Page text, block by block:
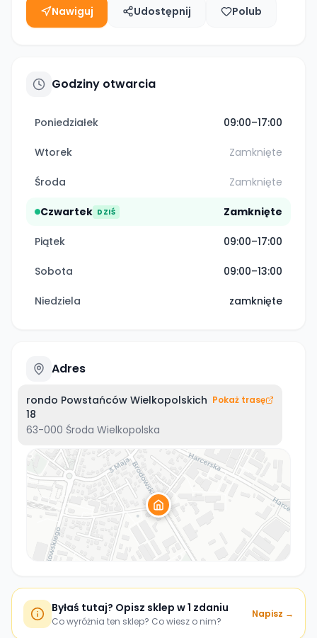
Nawiguj Udostępnij Polub
Godziny otwarcia
Poniedziałek 09:00–17:00
Wtorek Zamknięte
Środa Zamknięte
Czwartek DZIŚ Zamknięte
Piątek 09:00–17:00
Sobota 09:00–13:00
Niedziela zamknięte
Adres
rondo Powstańców Wielkopolskich
18
63-000 Środa Wielkopolska
Pokaż trasę
Byłaś tutaj? Opisz sklep w 1 zdaniu
Co wyróżnia ten sklep? Co wiesz o nim?
Napisz →